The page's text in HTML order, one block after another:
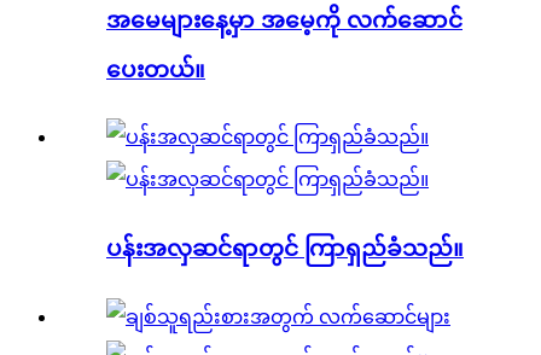
အမေများနေ့မှာ အမေ့ကို လက်ဆောင်
ပေးတယ်။
ပန်းအလှဆင်ရာတွင် ကြာရှည်ခံသည်။